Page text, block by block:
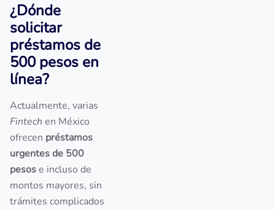
¿Dónde
solicitar
préstamos de
500 pesos en
línea?
Actualmente, varias
Fintech en México
ofrecen préstamos
urgentes de 500
pesose incluso de
montos mayores, sin
trámites complicados